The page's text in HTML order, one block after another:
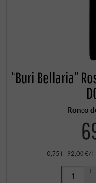
“Buri Bellaria”
Ronco
0,75 l · 92,00 €/l ·
+